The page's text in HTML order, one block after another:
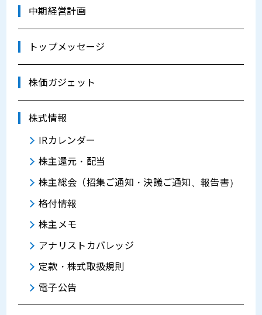
中期経営計画
トップメッセージ
株価ガジェット
株式情報
IRカレンダー
株主還元・配当
株主総会（招集ご通知・決議ご通知、報告書）
格付情報
株主メモ
アナリストカバレッジ
定款・株式取扱規則
電子公告